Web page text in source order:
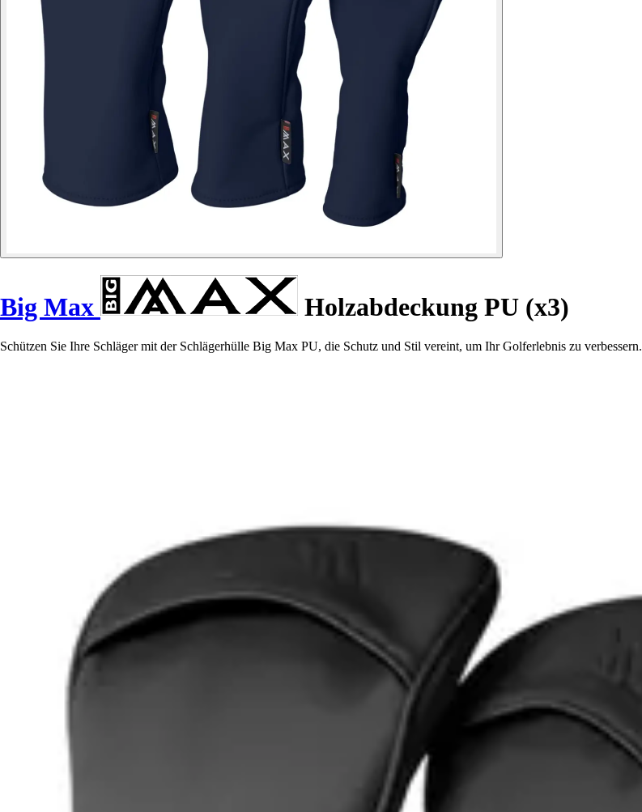
Big Max Holzabdeckung PU (x3)
Schützen Sie Ihre Schläger mit der Schlägerhülle Big Max PU, die Schutz und Stil vereint, um Ihr Golferlebnis zu verbessern.